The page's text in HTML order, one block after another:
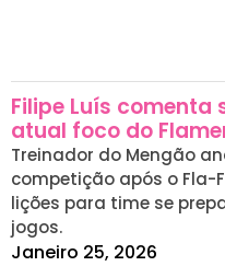
Filipe Luís
atual foco do
Treinador do Mengão
competição após o Fla-
lições para time se
jogos.
Janeiro 25, 2026